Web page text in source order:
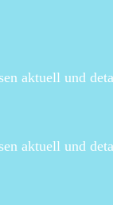
aktuell und
aktuell und